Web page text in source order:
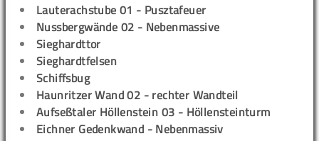
Lauterachstube 01 - Pusztafeuer
Nussbergwände 02 - Nebenmassive
Sieghardttor
Sieghardtfelsen
Schiffsbug
Haunritzer Wand 02 - rechter Wandteil
Aufseßtaler Höllenstein 03 - Höllensteinturm
Eichner Gedenkwand - Nebenmassiv